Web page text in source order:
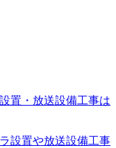
設置や放送設備工事